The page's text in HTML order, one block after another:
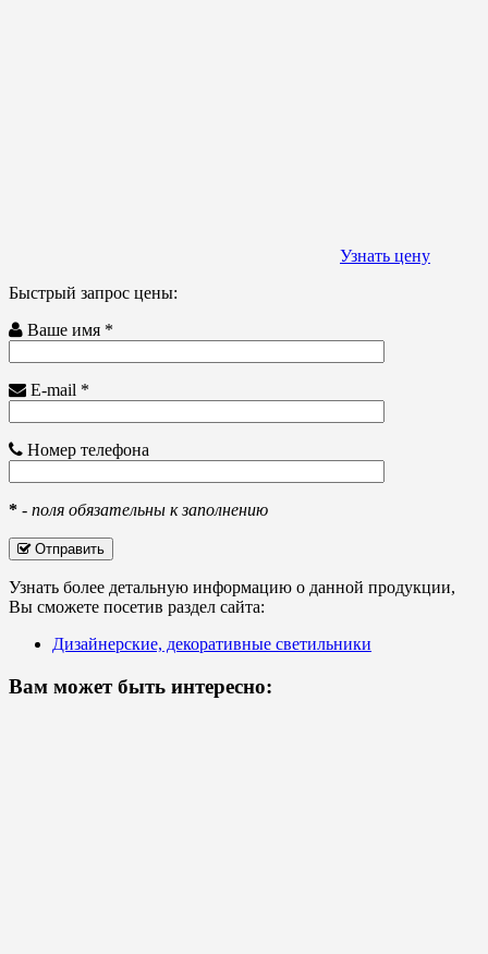
Узнать цену
Быстрый запрос цены:
Ваше имя *
E-mail *
Номер телефона
* - поля обязательны к заполнению
Отправить
Узнать более детальную информацию о данной продукции,
Вы сможете посетив раздел сайта:
Дизайнерские, декоративные светильники
Вам может быть интересно: